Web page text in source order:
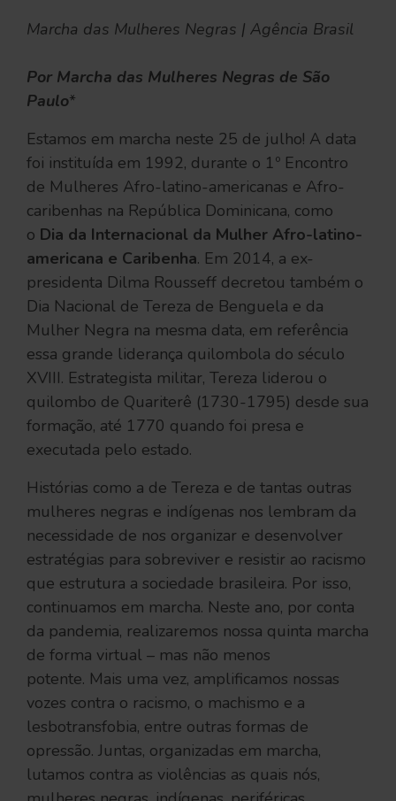
Marcha das Mulheres Negras | Agência Brasil
Por Marcha das Mulheres Negras de São
Paulo*
Estamos em marcha neste 25 de julho! A data
foi instituída em 1992, durante o 1º Encontro
de Mulheres Afro-latino-americanas e Afro-
caribenhas na República Dominicana, como
o Dia da Internacional da Mulher Afro-latino-
americana e Caribenha. Em 2014, a ex-
presidenta Dilma Rousseff decretou também o
Dia Nacional de Tereza de Benguela e da
Mulher Negra na mesma data, em referência
essa grande liderança quilombola do século
XVIII. Estrategista militar, Tereza liderou o
quilombo de Quariterê (1730-1795) desde sua
formação, até 1770 quando foi presa e
executada pelo estado.
Histórias como a de Tereza e de tantas outras
mulheres negras e indígenas nos lembram da
necessidade de nos organizar e desenvolver
estratégias para sobreviver e resistir ao racismo
que estrutura a sociedade brasileira. Por isso,
continuamos em marcha. Neste ano, por conta
da pandemia, realizaremos nossa quinta marcha
de forma virtual – mas não menos
potente. Mais uma vez, amplificamos nossas
vozes contra o racismo, o machismo e a
lesbotransfobia, entre outras formas de
opressão. Juntas, organizadas em marcha,
lutamos contra as violências as quais nós,